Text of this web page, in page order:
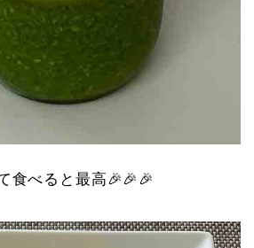
食べると最高🎉🎉🎉